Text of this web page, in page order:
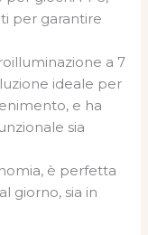
per garantire
a 7
ideale per
e ha
sia
è perfetta
giorno, sia in